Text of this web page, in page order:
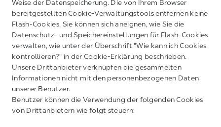
Weise der Datenspeicherung. Die von Ihrem Browser
bereitgestellten Cookie-Verwaltungstools entfernen keine
Flash-Cookies. Sie können sich aneignen, wie Sie die
Datenschutz- und Speichereinstellungen für Flash-Cookies
verwalten, wie unter der Überschrift "Wie kann ich Cookies
kontrollieren?" in der Cookie-Erklärung beschrieben.
Unsere Drittanbieter verknüpfen die gesammelten
Informationen nicht mit den personenbezogenen Daten
unserer Benutzer.
Benutzer können die Verwendung der folgenden Cookies
von Drittanbietern wie folgt steuern: